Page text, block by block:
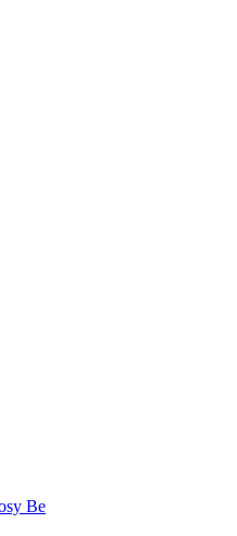
Be